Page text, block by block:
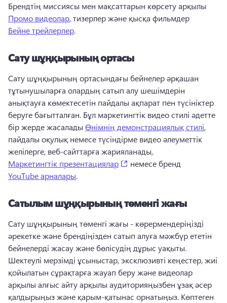
Брендтің миссиясы мен мақсаттарын көрсету арқылы
Промо видеолар, тизерлер және қысқа фильмдер
Бейне трейлерлер.
Сату шұңқырының ортасы
Сату шұңқырының ортасындағы бейнелер әрқашан
тұтынушыларға олардың сатып алу шешімдерін
анықтауға көмектесетін пайдалы ақпарат пен түсініктер
беруге бағытталған. Бұл маркетингтік видео стилі әдетте
бір жерде жасалады Өнімнің демонстрациялық стилі,
пайдалы оқулық немесе түсіндірме видео әлеуметтік
желілерге, веб-сайттарға жарияланады,
Маркетингтік презентациялар
(opens in a new tab)
немесе бренд
YouTube арналары.
Сатылым шұңқырының төменгі жағы
Сату шұңқырының төменгі жағы - көрермендеріңізді
әрекетке және брендіңізден сатып алуға мәжбүр ететін
Шектеулі мерзімді ұсыныстар, эксклюзивті кеңестер, жиі
қойылатын сұрақтарға жауап беру және видеолар
арқылы алғыс айту арқылы аудиторияңызбен ұзақ әсер
қалдырыңыз және қарым-қатынас орнатыңыз. Көптеген